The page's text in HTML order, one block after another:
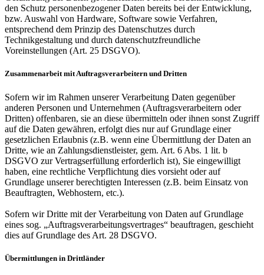
den Schutz personenbezogener Daten bereits bei der Entwicklung,
bzw. Auswahl von Hardware, Software sowie Verfahren,
entsprechend dem Prinzip des Datenschutzes durch
Technikgestaltung und durch datenschutzfreundliche
Voreinstellungen (Art. 25 DSGVO).
Zusammenarbeit mit Auftragsverarbeitern und Dritten
Sofern wir im Rahmen unserer Verarbeitung Daten gegenüber
anderen Personen und Unternehmen (Auftragsverarbeitern oder
Dritten) offenbaren, sie an diese übermitteln oder ihnen sonst Zugriff
auf die Daten gewähren, erfolgt dies nur auf Grundlage einer
gesetzlichen Erlaubnis (z.B. wenn eine Übermittlung der Daten an
Dritte, wie an Zahlungsdienstleister, gem. Art. 6 Abs. 1 lit. b
DSGVO zur Vertragserfüllung erforderlich ist), Sie eingewilligt
haben, eine rechtliche Verpflichtung dies vorsieht oder auf
Grundlage unserer berechtigten Interessen (z.B. beim Einsatz von
Beauftragten, Webhostern, etc.).
Sofern wir Dritte mit der Verarbeitung von Daten auf Grundlage
eines sog. „Auftragsverarbeitungsvertrages“ beauftragen, geschieht
dies auf Grundlage des Art. 28 DSGVO.
Übermittlungen in Drittländer